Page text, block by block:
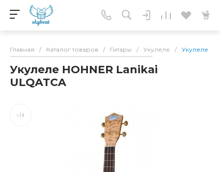
Главная / Каталог товаров / Гитары / Укулеле / Укулеле
Укулеле HOHNER Lanikai
ULQATCA